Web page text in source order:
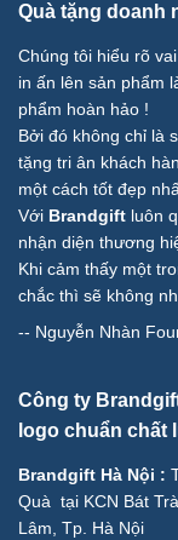
Quà tặng doanh
Chúng tôi hiểu rõ
in ấn lên sản phẩm
phẩm hoàn hảo !
Bởi đó không chỉ là
tặng tri ân khách
một cách tốt đẹp
Với Brandgift luôn
nhận diện thương
Khi cảm thấy một
chắc thì sẽ không
-- Nguyễn Nhàn
Công ty
logo chuẩn chất
Brandgift Hà Nội :
Quà tại KCN Bát
Lâm, Tp. Hà Nội